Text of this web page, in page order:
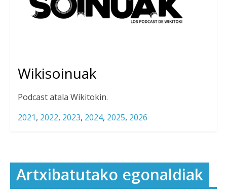
Wikisoinuak
Podcast atala Wikitokin.
2021, 2022, 2023, 2024, 2025, 2026
Artxibatutako egonaldiak